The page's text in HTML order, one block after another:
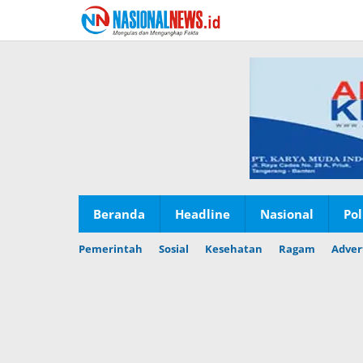
konten
Beranda Headline Nasional
Pemerintah Sosial Kesehatan Ragam